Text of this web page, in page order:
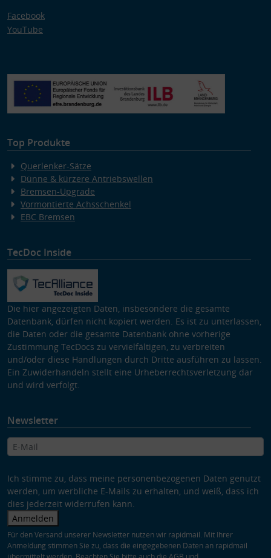
Facebook
YouTube
Top Produkte
Querlenker-Sätze
Dünne & kürzere Antriebswellen
Bremsen-Upgrade
Vormontierte Achsschenkel
EBC Bremsen
TecDoc Inside
Die hier angezeigten Daten, insbesondere die gesamte
Datenbank, dürfen nicht kopiert werden. Es ist zu unterlassen,
die Daten oder die gesamte Datenbank ohne vorherige
Zustimmung TecDocs zu vervielfältigen, zu verbreiten
und/oder diese Handlungen durch Dritte ausführen zu lassen.
Ein Zuwiderhandeln stellt eine Urheberrechtsverletzung dar
und wird verfolgt.
Newsletter
Ich stimme zu, dass meine personenbezogenen Daten genutzt
werden, um werbliche E-Mails zu erhalten, und weiß, dass ich
dies jederzeit widerrufen kann.
Anmelden
Für den Versand unserer Newsletter nutzen wir rapidmail. Mit Ihrer
Anmeldung stimmen Sie zu, dass die eingegebenen Daten an rapidmail